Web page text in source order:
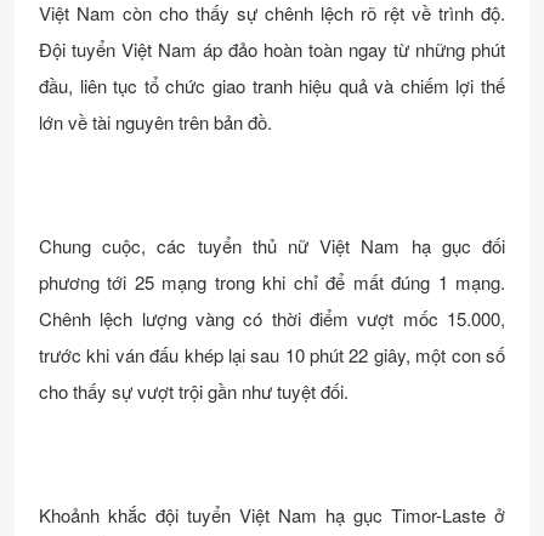
Việt Nam còn cho thấy sự chênh lệch rõ rệt về trình độ.
Đội tuyển Việt Nam áp đảo hoàn toàn ngay từ những phút
đầu, liên tục tổ chức giao tranh hiệu quả và chiếm lợi thế
lớn về tài nguyên trên bản đồ.
Chung cuộc, các tuyển thủ nữ Việt Nam hạ gục đối
phương tới 25 mạng trong khi chỉ để mất đúng 1 mạng.
Chênh lệch lượng vàng có thời điểm vượt mốc 15.000,
trước khi ván đấu khép lại sau 10 phút 22 giây, một con số
cho thấy sự vượt trội gần như tuyệt đối.
Khoảnh khắc đội tuyển Việt Nam hạ gục Timor-Laste ở